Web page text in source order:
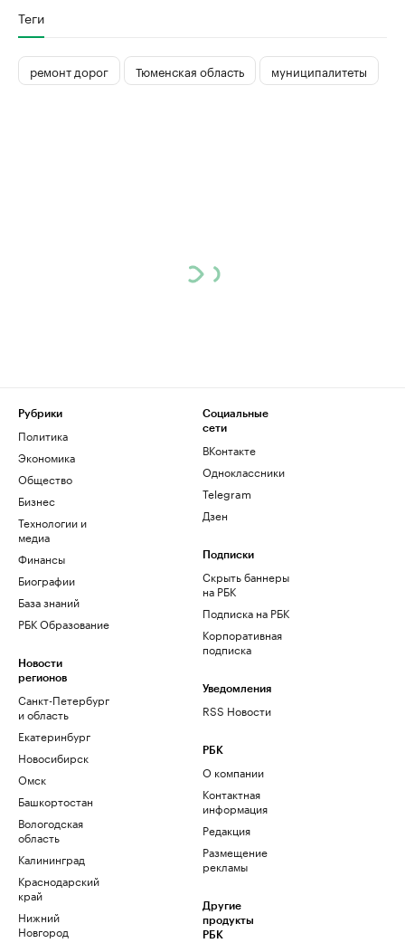
Теги
ремонт дорог Тюменская область муниципалитеты
Рубрики
Политика
Экономика
Общество
Бизнес
Технологии и
медиа
Финансы
Биографии
База знаний
РБК Образование
Новости
регионов
Санкт-Петербург
и область
Екатеринбург
Новосибирск
Омск
Башкортостан
Вологодская
область
Калининград
Краснодарский
край
Нижний
Новгород
Социальные
сети
ВКонтакте
Одноклассники
Telegram
Дзен
Подписки
Скрыть баннеры
на РБК
Подписка на РБК
Корпоративная
подписка
Уведомления
RSS Новости
РБК
О компании
Контактная
информация
Редакция
Размещение
рекламы
Другие
продукты
РБК